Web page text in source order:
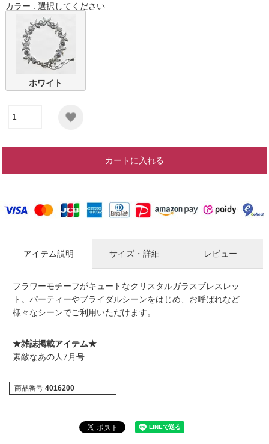
カラー 選択してください
ホワイト
カートに入れる
アイテム説明
フラワーモチーフがキュートなクリスタルガラスブレスレッ
ト。パーティーやブライダルシーンをはじめ、お呼ばれなど
様々なシーンでご利用いただけます。
★雑誌掲載アイテム★
素敵なあの人7月号
サイズ・詳細 レビュー
商品番号 4016200